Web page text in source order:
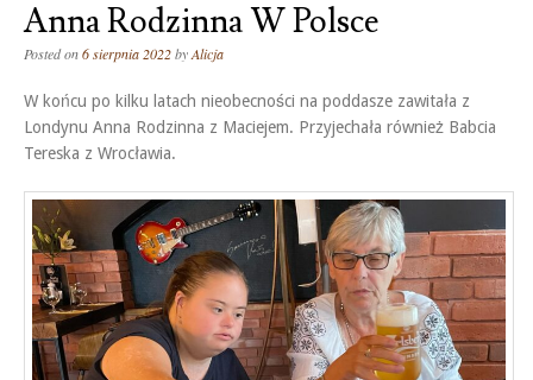
Anna Rodzinna W Polsce
Posted on6 sierpnia 2022byAlicja
W końcu po kilku latach nieobecności na poddasze zawitała z
Londynu Anna Rodzinna z Maciejem. Przyjechała również Babcia
Tereska z Wrocławia.